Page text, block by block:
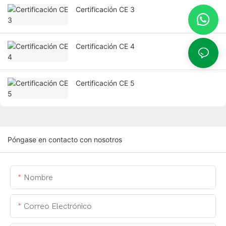
Certificación CE 3
Certificación CE 4
Certificación CE 5
Póngase en contacto con nosotros
Nombre
Correo Electrónico